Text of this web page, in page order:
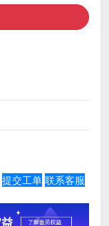
提交工单 联系客服